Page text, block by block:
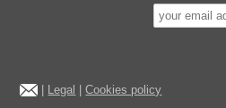
Legal |Cookies policy